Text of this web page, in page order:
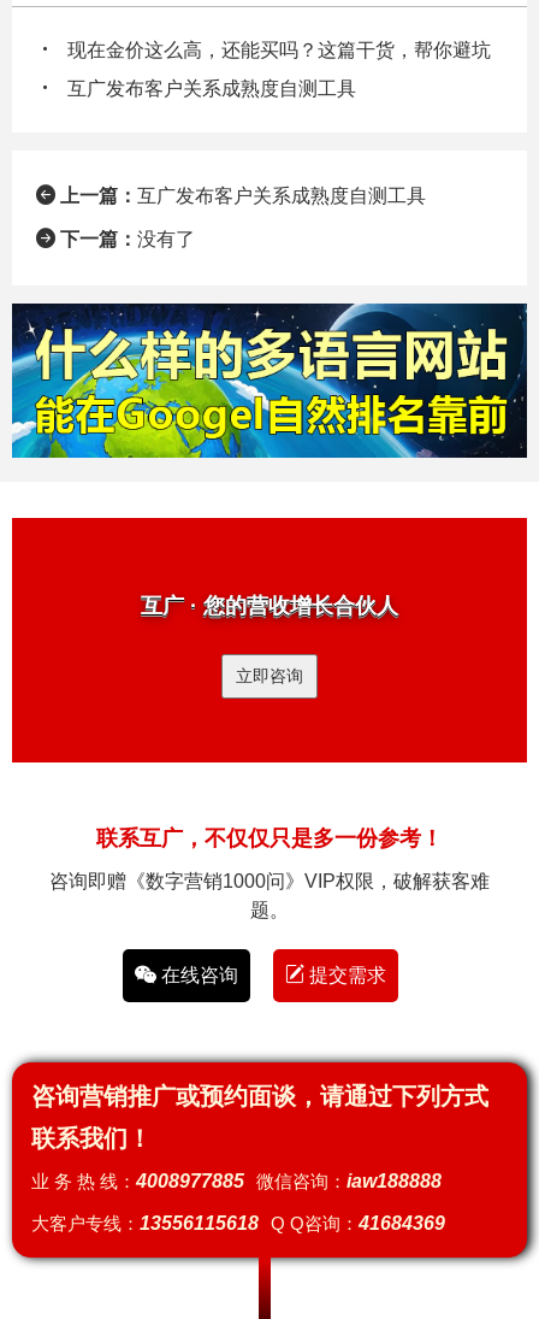
现在金价这么高，还能买吗？这篇干货，帮你避坑
互广发布客户关系成熟度自测工具
上一篇： 互广发布客户关系成熟度自测工具
下一篇： 没有了
互广 · 您的营收增长合伙人
立即咨询
联系互广，不仅仅只是多一份参考！
咨询即赠《数字营销1000问》VIP权限，破解获客难
题。
在线咨询 提交需求
咨询营销推广或预约面谈，请通过下列方式
联系我们！
业 务 热 线：4008977885 微信咨询： iaw188888
大客户专线： 13556115618 Q Q咨询：41684369